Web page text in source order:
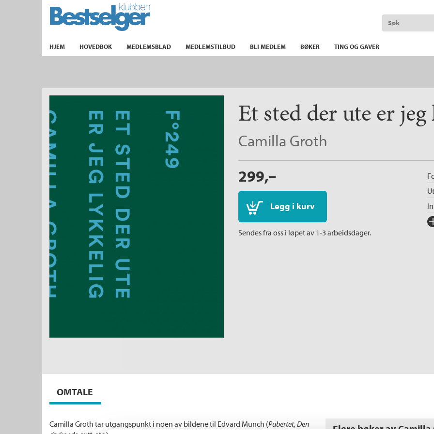
TIL FORSIDEN
HJEM HOVEDBOK MEDLEMSBLAD MEDLEMSTILBUD BLI MEDLEM BØKER TING OG GAVER
Et sted der ute er
Camilla Groth
299,–
Legg i kurv
Sendes fra oss i løpet av 1-3 arbeidsdager.
OMTALE
Camilla Groth tar utgangspunkt i noen av bildene til Edvard Munch (Pubertet, Den
Flere bøker av Camilla